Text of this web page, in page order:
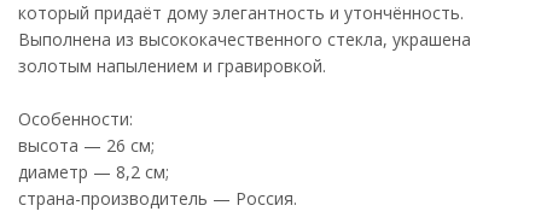
который придаёт дому элегантность и утончённость.
Выполнена из высококачественного стекла, украшена
золотым напылением и гравировкой.
Особенности:
высота — 26 см;
диаметр — 8,2 см;
страна-производитель — Россия.